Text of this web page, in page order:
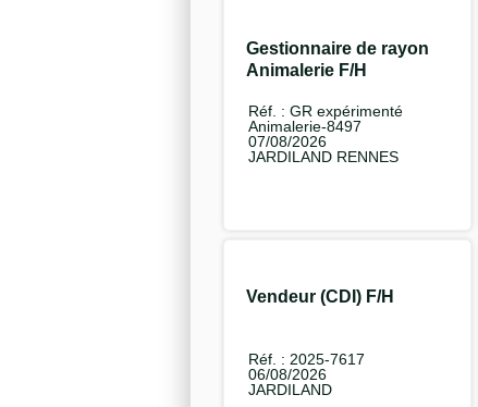
Gestionnaire de rayon
Animalerie F/H
Réf. : GR expérimenté
Animalerie-8497
07/08/2026
JARDILAND RENNES
Vendeur (CDI) F/H
Réf. : 2025-7617
06/08/2026
JARDILAND